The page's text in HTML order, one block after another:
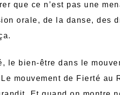
que ce n’est pas une
orale, de la danse, des
le bien-être dans le
mouvement de Fierté au